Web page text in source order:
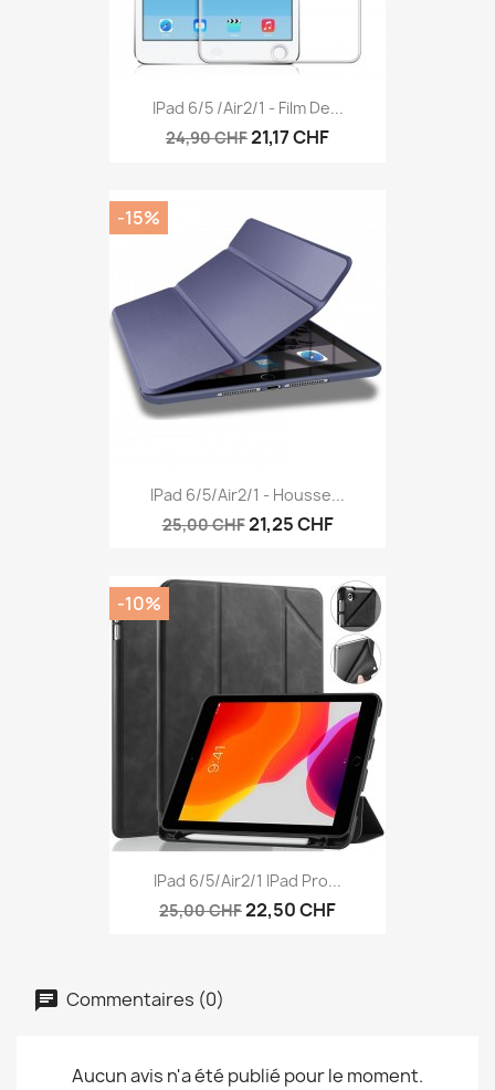
IPad 6/5 /Air2/1 - Film De...
24,90 CHF21,17 CHF
IPad 6/5/air2/1 - Housse...
25,00 CHF21,25 CHF
-15%
IPad 6/5/Air2/1 IPad Pro...
25,00 CHF22,50 CHF
-10%
Commentaires (0)
Aucun avis n'a été publié pour le moment.